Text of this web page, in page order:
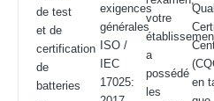
de test
et de
certification
de
batteries
exigences
générales
ISO /
IEC
17025:
votre
a
possédé
les
en